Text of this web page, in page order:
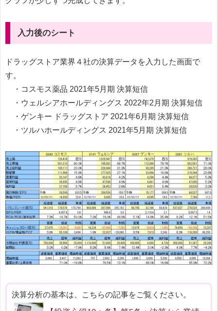
入力後のシート
ドラッグストア業界４社の決算データを入力した画面で
す。
・コスモス薬品 2021年5月期 決算短信
・ウェルシアホールディングス 2022年2月期 決算短信
・ゲンキー ドラッグストア 2021年6月期 決算短信
・ツルハホールディングス 2021年5月期 決算短信
決算分析の基本は、こちらの記事をご覧ください。